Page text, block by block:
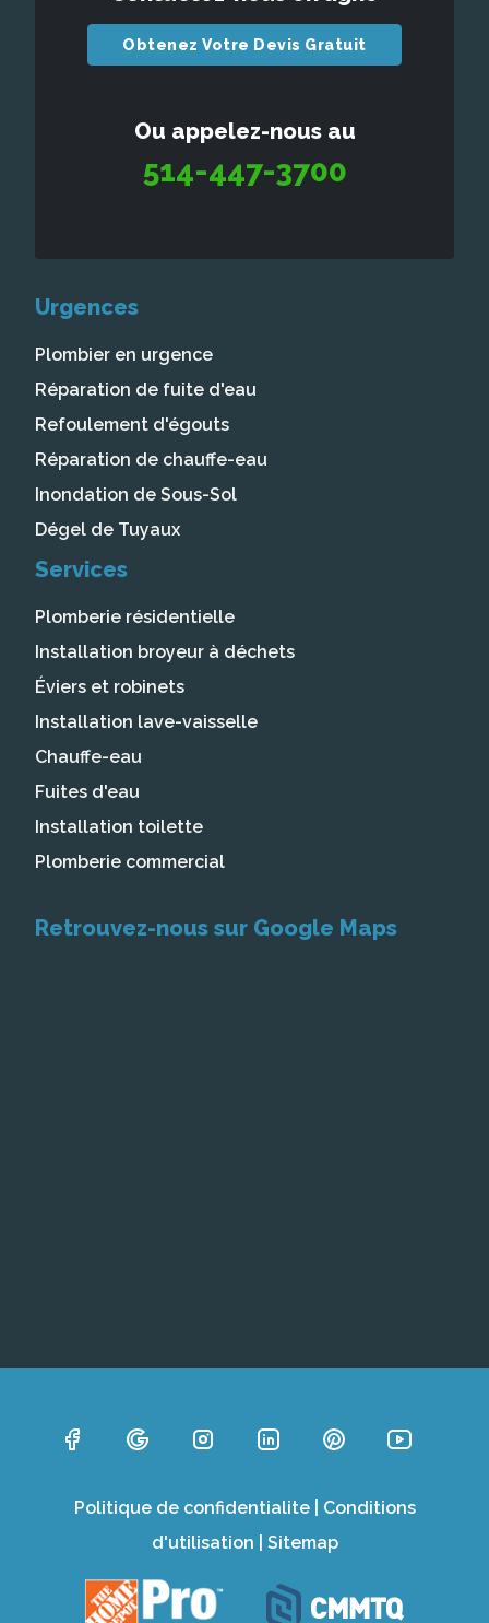
Obtenez Votre Devis Gratuit
Ou appelez-nous au
514-447-3700
Urgences
Plombier en urgence
Réparation de fuite d'eau
Refoulement d'égouts
Réparation de chauffe-eau
Inondation de Sous-Sol
Dégel de Tuyaux
Services
Plomberie résidentielle
Installation broyeur à déchets
Éviers et robinets
Installation lave-vaisselle
Chauffe-eau
Fuites d'eau
Installation toilette
Plomberie commercial
Retrouvez-nous sur Google Maps
Politique de confidentialite| Conditions
d'utilisation
Sitemap